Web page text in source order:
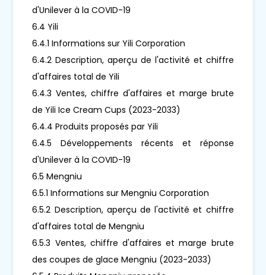
d'Unilever à la COVID-19
6.4 Yili
6.4.1 Informations sur Yili Corporation
6.4.2 Description, aperçu de l'activité et chiffre
d'affaires total de Yili
6.4.3 Ventes, chiffre d'affaires et marge brute
de Yili Ice Cream Cups (2023-2033)
6.4.4 Produits proposés par Yili
6.4.5 Développements récents et réponse
d'Unilever à la COVID-19
6.5 Mengniu
6.5.1 Informations sur Mengniu Corporation
6.5.2 Description, aperçu de l'activité et chiffre
d'affaires total de Mengniu
6.5.3 Ventes, chiffre d'affaires et marge brute
des coupes de glace Mengniu (2023-2033)